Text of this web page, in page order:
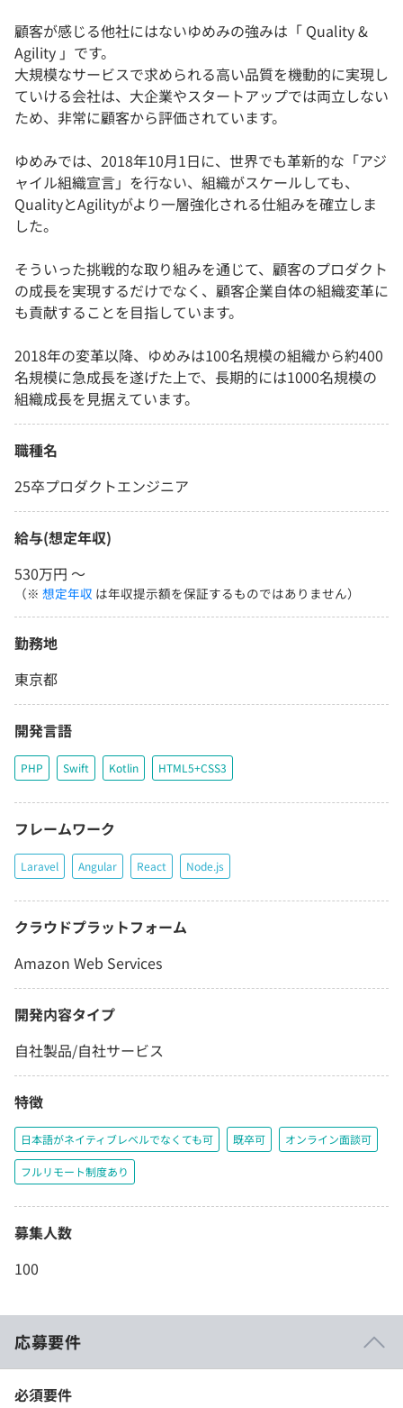
顧客が感じる他社にはないゆめみの強みは「 Quality &
Agility 」です。
大規模なサービスで求められる高い品質を機動的に実現し
ていける会社は、大企業やスタートアップでは両立しない
ため、非常に顧客から評価されています。
ゆめみでは、2018年10月1日に、世界でも革新的な「アジ
ャイル組織宣言」を行ない、組織がスケールしても、
QualityとAgilityがより一層強化される仕組みを確立しま
した。
そういった挑戦的な取り組みを通じて、顧客のプロダクト
の成長を実現するだけでなく、顧客企業自体の組織変革に
も貢献することを目指しています。
2018年の変革以降、ゆめみは100名規模の組織から約400
名規模に急成長を遂げた上で、長期的には1000名規模の
組織成長を見据えています。
職種名
25卒プロダクトエンジニア
給与(想定年収)
530万円 〜
（※ 想定年収 は年収提示額を保証するものではありません）
勤務地
東京都
開発言語
PHP Swift Kotlin HTML5+CSS3
フレームワーク
Laravel Angular React Node.js
クラウドプラットフォーム
Amazon Web Services
開発内容タイプ
自社製品/自社サービス
特徴
日本語がネイティブレベルでなくても可 既卒可 オンライン面談可
フルリモート制度あり
募集人数
100
応募要件
必須要件